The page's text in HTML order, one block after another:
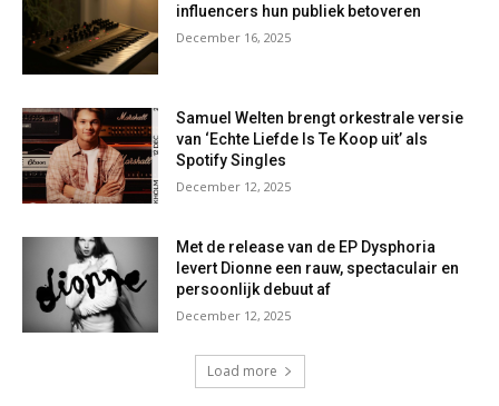
influencers hun publiek betoveren
December 16, 2025
Samuel Welten brengt orkestrale versie
van ‘Echte Liefde Is Te Koop uit’ als
Spotify Singles
December 12, 2025
Met de release van de EP Dysphoria
levert Dionne een rauw, spectaculair en
persoonlijk debuut af
December 12, 2025
Load more